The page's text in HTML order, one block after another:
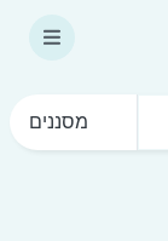
מסננים